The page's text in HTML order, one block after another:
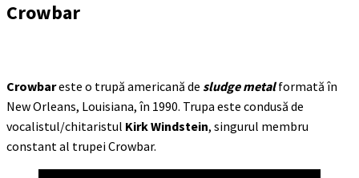
Crowbar
Crowbareste o trupă americană de sludge metalformată în
New Orleans, Louisiana, în 1990. Trupa este condusă de
vocalistul/chitaristul Kirk Windstein, singurul membru
constant al trupei Crowbar.